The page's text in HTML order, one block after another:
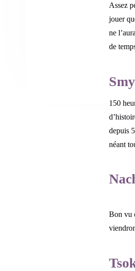
Assez
jouer
ne
de
150
depuis
néant
Bon vu